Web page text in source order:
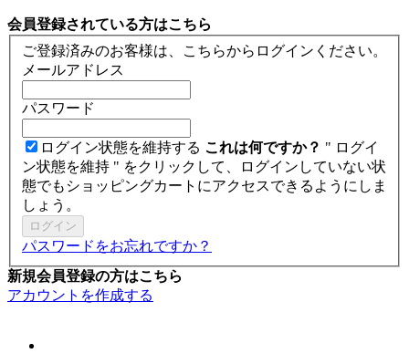
会員登録されている方はこちら
ご登録済みのお客様は、こちらからログインください。
メールアドレス
パスワード
ログイン状態を維持する これは何ですか？ " ログイ
ン状態を維持 " をクリックして、ログインしていない状
態でもショッピングカートにアクセスできるようにしま
しょう。
ログイン
パスワードをお忘れですか？
新規会員登録の方はこちら
アカウントを作成する